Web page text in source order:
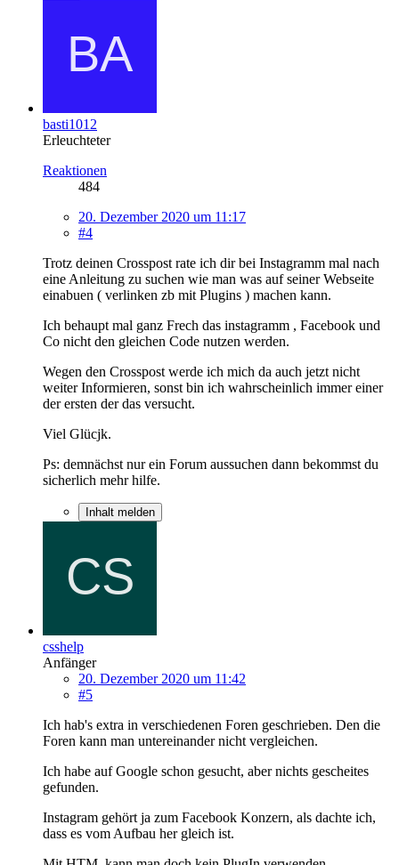
basti1012
Erleuchteter
Reaktionen
484
20. Dezember 2020 um 11:17
#4
Trotz deinen Crosspost rate ich dir bei Instagramm mal nach
eine Anleitung zu suchen wie man was auf seiner Webseite
einabuen ( verlinken zb mit Plugins ) machen kann.
Ich behaupt mal ganz Frech das instagramm , Facebook und
Co nicht den gleichen Code nutzen werden.
Wegen den Crosspost werde ich mich da auch jetzt nicht
weiter Informieren, sonst bin ich wahrscheinlich immer einer
der ersten der das versucht.
Viel Glücjk.
Ps: demnächst nur ein Forum aussuchen dann bekommst du
sicherlich mehr hilfe.
Inhalt melden
csshelp
Anfänger
20. Dezember 2020 um 11:42
#5
Ich hab's extra in verschiedenen Foren geschrieben. Den die
Foren kann man untereinander nicht vergleichen.
Ich habe auf Google schon gesucht, aber nichts gescheites
gefunden.
Instagram gehört ja zum Facebook Konzern, als dachte ich,
dass es vom Aufbau her gleich ist.